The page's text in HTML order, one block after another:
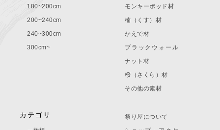
180~200cm
200~240cm
240~300cm
300cm~
モンキーポッド材
楠（くす）材
かえで材
ブラックウォール
ナット材
桜（さくら）材
その他の素材
カテゴリ
祭り屋について